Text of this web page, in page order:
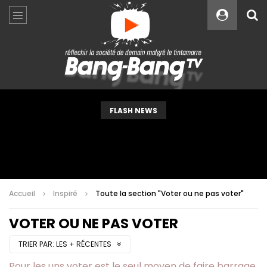
FLASH NEWS
Accueil Inspiré Toute la section "Voter ou ne pas voter"
VOTER OU NE PAS VOTER
TRIER PAR: LES + RÉCENTES
Custom Amount
VEUILLEZ PATIENTER...